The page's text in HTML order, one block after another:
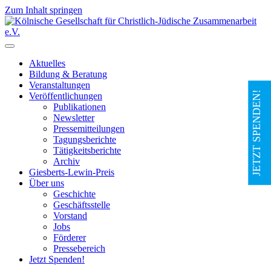
Zum Inhalt springen
Hauptnavigation
Aktuelles
Bildung & Beratung
Veranstaltungen
Veröffentlichungen
Publikationen
Newsletter
Pressemitteilungen
Tagungsberichte
Tätigkeitsberichte
Archiv
Giesberts-Lewin-Preis
Über uns
Geschichte
Geschäftsstelle
Vorstand
Jobs
Förderer
Pressebereich
Jetzt Spenden!
JETZT SPENDEN!